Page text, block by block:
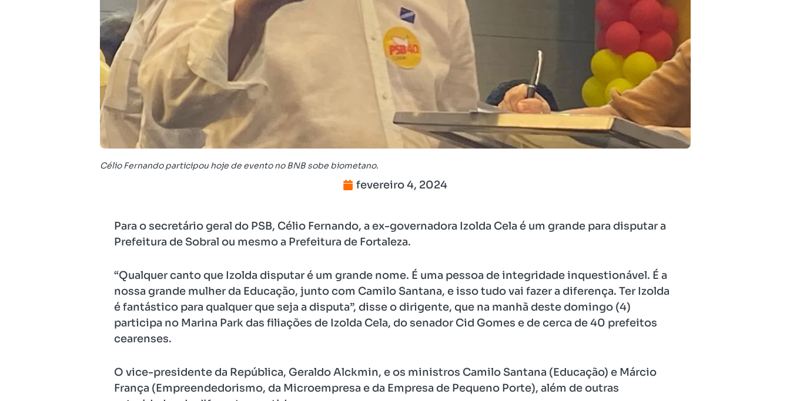
Célio Fernando participou hoje de evento no BNB sobe biometano.
fevereiro 4, 2024
Para o secretário geral do PSB, Célio Fernando, a ex-governadora Izolda Cela é um grande para disputar a
Prefeitura de Sobral ou mesmo a Prefeitura de Fortaleza.
“Qualquer canto que Izolda disputar é um grande nome. É uma pessoa de integridade inquestionável. É a
nossa grande mulher da Educação, junto com Camilo Santana, e isso tudo vai fazer a diferença. Ter Izolda
é fantástico para qualquer que seja a disputa”, disse o dirigente, que na manhã deste domingo (4)
participa no Marina Park das filiações de Izolda Cela, do senador Cid Gomes e de cerca de 40 prefeitos
cearenses.
O vice-presidente da República, Geraldo Alckmin, e os ministros Camilo Santana (Educação) e Márcio
França (Empreendedorismo, da Microempresa e da Empresa de Pequeno Porte), além de outras